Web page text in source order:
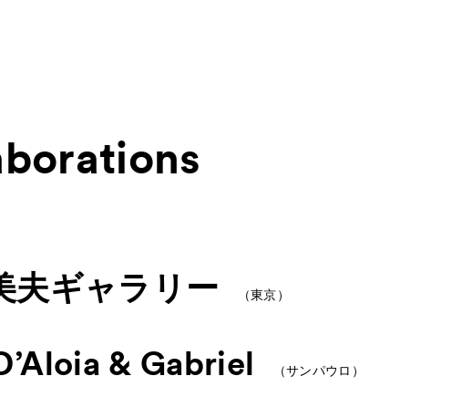
夫ギャラリー （東京）
& Gabriel （サンパウロ）